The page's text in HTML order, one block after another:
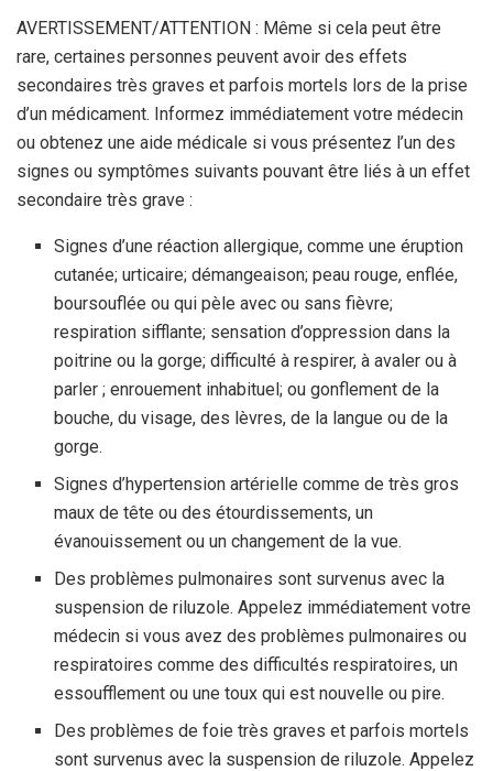
AVERTISSEMENT/ATTENTION : Même si cela peut être
rare, certaines personnes peuvent avoir des effets
secondaires très graves et parfois mortels lors de la prise
d’un médicament. Informez immédiatement votre médecin
ou obtenez une aide médicale si vous présentez l’un des
signes ou symptômes suivants pouvant être liés à un effet
secondaire très grave :
Signes d’une réaction allergique, comme une éruption
cutanée; urticaire; démangeaison; peau rouge, enflée,
boursouflée ou qui pèle avec ou sans fièvre;
respiration sifflante; sensation d’oppression dans la
poitrine ou la gorge; difficulté à respirer, à avaler ou à
parler ; enrouement inhabituel; ou gonflement de la
bouche, du visage, des lèvres, de la langue ou de la
gorge.
Signes d’hypertension artérielle comme de très gros
maux de tête ou des étourdissements, un
évanouissement ou un changement de la vue.
Des problèmes pulmonaires sont survenus avec la
suspension de riluzole. Appelez immédiatement votre
médecin si vous avez des problèmes pulmonaires ou
respiratoires comme des difficultés respiratoires, un
essoufflement ou une toux qui est nouvelle ou pire.
Des problèmes de foie très graves et parfois mortels
sont survenus avec la suspension de riluzole. Appelez